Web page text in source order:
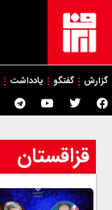
گزارش گفتگو یادداشت
قزاقستان